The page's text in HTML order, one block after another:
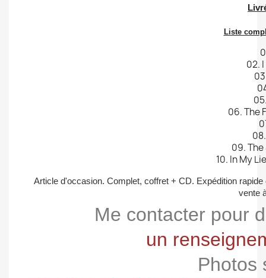
Liste
02.
06. The
09.
10. In My
Article d'occasion. Complet, coffret + CD. Expédition
vente
Me contacter pour
un
Photos